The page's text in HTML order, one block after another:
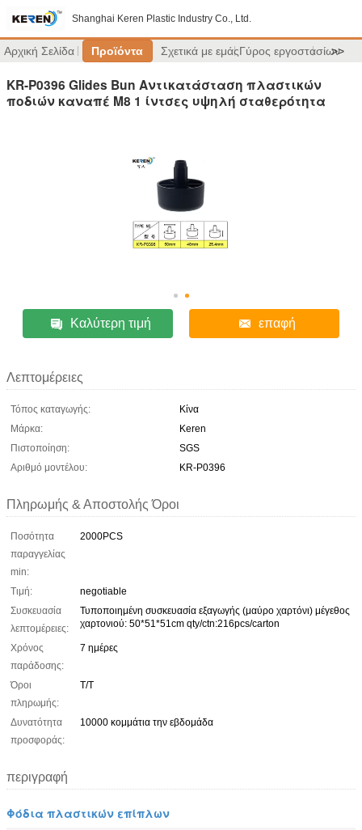
Shanghai Keren Plastic Industry Co., Ltd.
Αρχική Σελίδα Προϊόντα Σχετικά με εμάςΓύρος εργοστασίων
>>
KR-P0396 Glides Bun Αντικατάσταση πλαστικών
ποδιών καναπέ M8 1 ίντσες υψηλή σταθερότητα
Καλύτερη τιμή επαφή
Λεπτομέρειες
Τόπος καταγωγής:
Κίνα
Μάρκα:
Keren
Πιστοποίηση:
SGS
Αριθμό μοντέλου:
KR-P0396
Πληρωμής & Αποστολής Όροι
Ποσότητα
παραγγελίας
min:
2000PCS
Τιμή:
negotiable
Συσκευασία
λεπτομέρειες:
Τυποποιημένη συσκευασία εξαγωγής (μαύρο χαρτόνι) μέγεθος
χαρτονιού: 50*51*51cm qty/ctn:216pcs/carton
Χρόνος
παράδοσης:
7 ημέρες
Όροι
πληρωμής:
Τ/Τ
Δυνατότητα
προσφοράς:
10000 κομμάτια την εβδομάδα
περιγραφή
Φόδια πλαστικών επίπλων